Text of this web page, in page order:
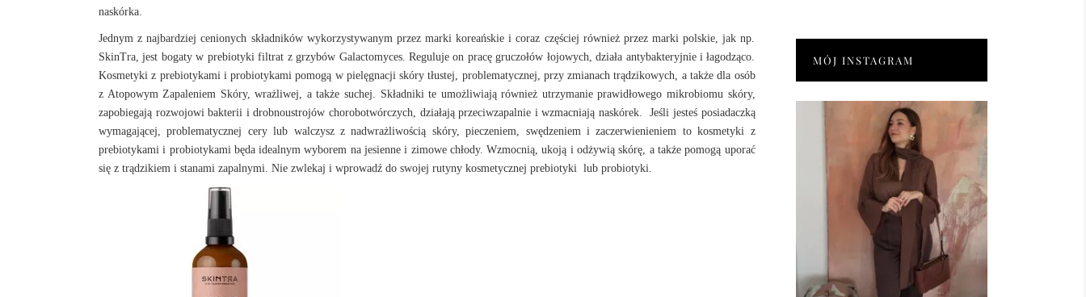
naskórka.
Jednym z najbardziej cenionych składników wykorzystywanym przez marki koreańskie i coraz częściej również przez marki polskie, jak np.
SkinTra, jest bogaty w prebiotyki filtrat z grzybów Galactomyces. Reguluje on pracę gruczołów łojowych, działa antybakteryjnie i łagodząco.
Kosmetyki z prebiotykami i probiotykami pomogą w pielęgnacji skóry tłustej, problematycznej, przy zmianach trądzikowych, a także dla osób
z Atopowym Zapaleniem Skóry, wrażliwej, a także suchej. Składniki te umożliwiają również utrzymanie prawidłowego mikrobiomu skóry,
zapobiegają rozwojowi bakterii i drobnoustrojów chorobotwórczych, działają przeciwzapalnie i wzmacniają naskórek.Jeśli jesteś posiadaczką
wymagającej, problematycznej cery lub walczysz z nadwrażliwością skóry, pieczeniem, swędzeniem i zaczerwienieniem to kosmetyki z
prebiotykami i probiotykami będa idealnym wyborem na jesienne i zimowe chłody.Wzmocnią, ukoją i odżywią skórę, a także pomogą uporać
się z trądzikiem i stanami zapalnymi. Nie zwlekaj i wprowadź do swojej rutyny kosmetycznej prebiotyki lub probiotyki.
MÓJ INSTAGRAM